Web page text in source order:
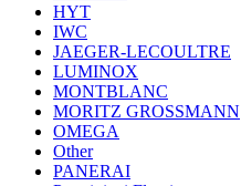
HYT
IWC
JAEGER-LECOULTRE
LUMINOX
MONTBLANC
MORITZ GROSSMANN
OMEGA
Other
PANERAI